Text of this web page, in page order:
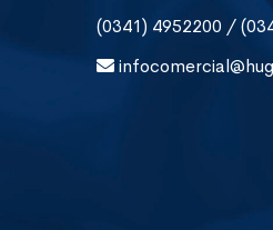
(0341) 4952200 /